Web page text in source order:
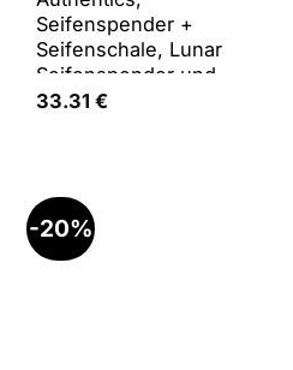
Seifenspender +
Seifenschale, Lunar
Seifenspender und
Lotionspender
33.31 €
-20%